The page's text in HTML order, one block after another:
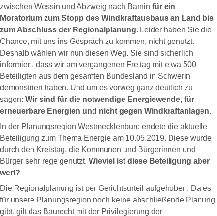
zwischen Wessin und Abzweig nach Barnin für ein
Moratorium zum Stopp des Windkraftausbaus an Land bis
zum Abschluss der Regionalplanung. Leider haben Sie die
Chance, mit uns ins Gespräch zu kommen, nicht genutzt.
Deshalb wählen wir nun diesen Weg. Sie sind sicherlich
informiert, dass wir am vergangenen Freitag mit etwa 500
Beteiligten aus dem gesamten Bundesland in Schwerin
demonstriert haben. Und um es vorweg ganz deutlich zu
sagen: Wir sind für die notwendige Energiewende, für
erneuerbare Energien und nicht gegen Windkraftanlagen.
In der Planungsregion Westmecklenburg endete die aktuelle
Beteiligung zum Thema Energie am 10.05.2019. Diese wurde
durch den Kreistag, die Kommunen und Bürgerinnen und
Bürger sehr rege genutzt. Wieviel ist diese Beteiligung aber
wert?
Die Regionalplanung ist per Gerichtsurteil aufgehoben. Da es
für unsere Planungsregion noch keine abschließende Planung
gibt, gilt das Baurecht mit der Privilegierung der